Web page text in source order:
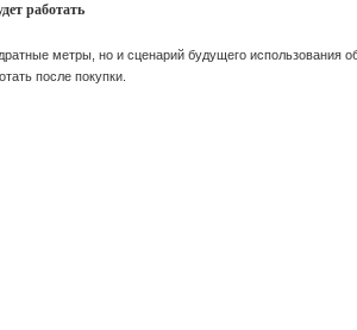
работать
метры, но и сценарий будущего использования
после покупки.